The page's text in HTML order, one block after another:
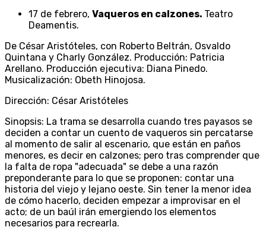
17 de febrero, Vaqueros en calzones. Teatro
Deamentis.
De César Aristóteles, con Roberto Beltrán, Osvaldo
Quintana y Charly González. Producción: Patricia
Arellano. Producción ejecutiva: Diana Pinedo.
Musicalización: Obeth Hinojosa.
Dirección: César Aristóteles
Sinopsis: La trama se desarrolla cuando tres payasos se
deciden a contar un cuento de vaqueros sin percatarse
al momento de salir al escenario, que están en paños
menores, es decir en calzones; pero tras comprender que
la falta de ropa "adecuada" se debe a una razón
preponderante para lo que se proponen: contar una
historia del viejo y lejano oeste. Sin tener la menor idea
de cómo hacerlo, deciden empezar a improvisar en el
acto; de un baúl irán emergiendo los elementos
necesarios para recrearla.